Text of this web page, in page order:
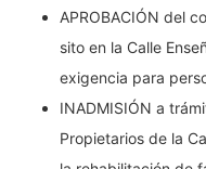
APROBACIÓN del
sito en la Calle
exigencia para
INADMISIÓN a
Propietarios de la